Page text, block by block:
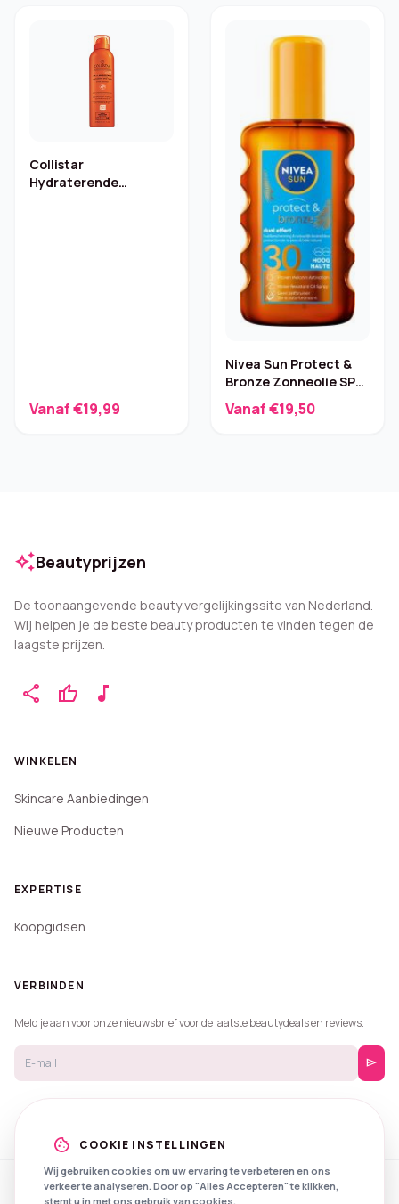
Collistar
Hydraterende
Vanaf €19,99
Nivea Sun Protect &
Bronze Zonneolie SPF
30 – 200 ml
Vanaf €19,50
auto_awesomeBeautyprijzen
De toonaangevende beauty vergelijkingssite van Nederland.
Wij helpen je de beste beauty producten te vinden tegen de
laagste prijzen.
share thumb_up music_note
WINKELEN
Skincare Aanbiedingen
Nieuwe Producten
EXPERTISE
Koopgidsen
VERBINDEN
Meld je aan voor onze nieuwsbrief voor de laatste beautydeals en reviews.
send
© 2026 Beautyprijzen.
cookie COOKIE INSTELLINGEN
Wij gebruiken cookies om uw ervaring te verbeteren en ons
verkeer te analyseren. Door op "Alles Accepteren" te klikken,
stemt u in met ons gebruik van cookies.